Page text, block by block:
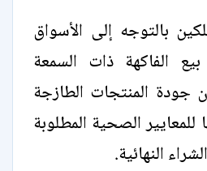
بالتوجه إلى الأسواق
الفاكهة ذات السمعة
جودة المنتجات الطازجة
للمعايير الصحية المطلوبة
النهائية.